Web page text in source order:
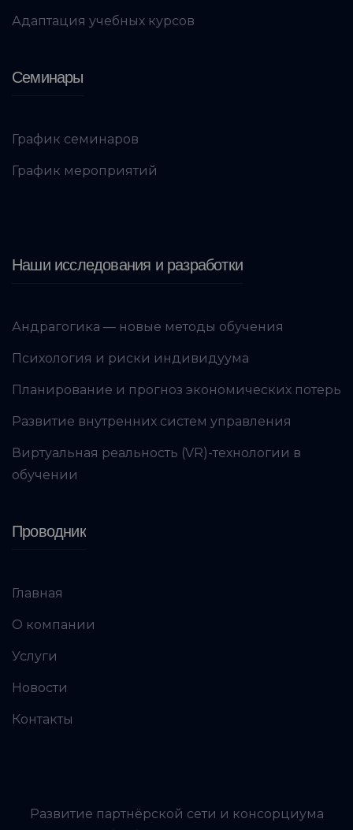
Адаптация учебных курсов
Семинары
График семинаров
График мероприятий
Наши исследования и разработки
Андрагогика — новые методы обучения
Психология и риски индивидуума
Планирование и прогноз экономических потерь
Развитие внутренних систем управления
Виртуальная реальность (VR)-технологии в
обучении
Проводник
Главная
О компании
Услуги
Новости
Контакты
Развитие партнёрской сети и консорциума